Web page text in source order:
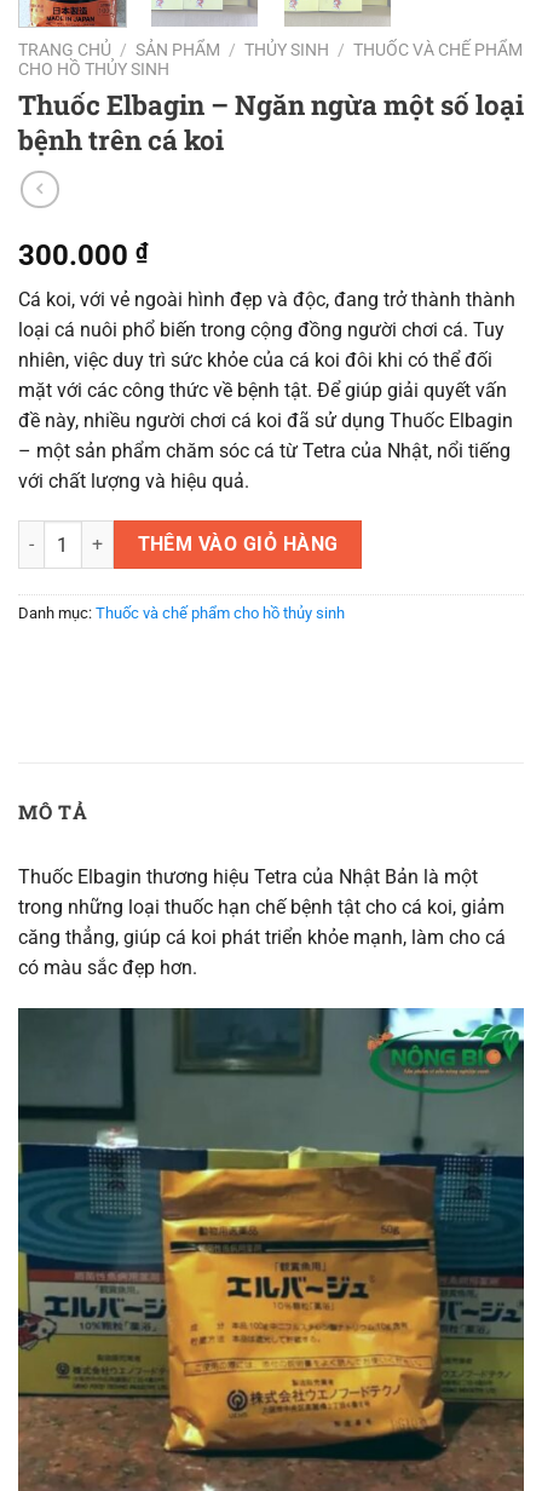
TRANG CHỦ / SẢN PHẨM / THỦY SINH / THUỐC VÀ CHẾ PHẨM
CHO HỒ THỦY SINH
Thuốc Elbagin – Ngăn ngừa một số loại
bệnh trên cá koi
300.000 ₫
Cá koi, với vẻ ngoài hình đẹp và độc, đang trở thành thành
loại cá nuôi phổ biến trong cộng đồng người chơi cá. Tuy
nhiên, việc duy trì sức khỏe của cá koi đôi khi có thể đối
mặt với các công thức về bệnh tật. Để giúp giải quyết vấn
đề này, nhiều người chơi cá koi đã sử dụng Thuốc Elbagin
– một sản phẩm chăm sóc cá từ Tetra của Nhật, nổi tiếng
với chất lượng và hiệu quả.
Thuốc Elbagin - Ngăn ngừa một số loại bệnh trên cá koi số lượng
THÊM VÀO GIỎ HÀNG
Danh mục: Thuốc và chế phẩm cho hồ thủy sinh
MÔ TẢ
Thuốc Elbagin thương hiệu Tetra của Nhật Bản là một
trong những loại thuốc hạn chế bệnh tật cho cá koi, giảm
căng thẳng, giúp cá koi phát triển khỏe mạnh, làm cho cá
có màu sắc đẹp hơn.